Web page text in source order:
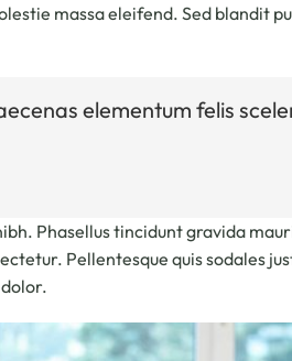
massa eleifend. Sed blandit
elementum felis
Phasellus tincidunt gravida
Pellentesque quis sodales